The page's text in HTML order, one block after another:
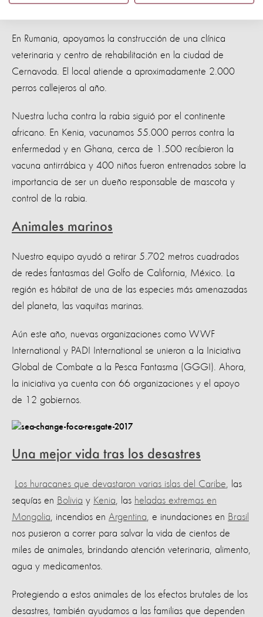
En Rumania, apoyamos la construcción de una clínica
veterinaria y centro de rehabilitación en la ciudad de
Cernavoda. El local atiende a aproximadamente 2.000
perros callejeros al año.
Nuestra lucha contra la rabia siguió por el continente
africano. En Kenia, vacunamos 55.000 perros contra la
enfermedad y en Ghana, cerca de 1.500 recibieron la
vacuna antirrábica y 400 niños fueron entrenados sobre la
importancia de ser un dueño responsable de mascota y
control de la rabia.
Animales marinos
Nuestro equipo ayudó a retirar 5.702 metros cuadrados
de redes fantasmas del Golfo de California, México. La
región es hábitat de una de las especies más amenazadas
del planeta, las vaquitas marinas.
Aún este año, nuevas organizaciones como WWF
International y PADI International se unieron a la Iniciativa
Global de Combate a la Pesca Fantasma (GGGI). Ahora,
la iniciativa ya cuenta con 66 organizaciones y el apoyo
de 12 gobiernos.
Una mejor vida tras los desastres
Los huracanes que devastaron varias islas del Caribe , las
sequías en Bolivia y Kenia , las heladas extremas en
Mongolia , incendios en Argentina , e inundaciones en Brasil
nos pusieron a correr para salvar la vida de cientos de
miles de animales, brindando atención veterinaria, alimento,
agua y medicamentos.
Protegiendo a estos animales de los efectos brutales de los
desastres, también ayudamos a las familias que dependen